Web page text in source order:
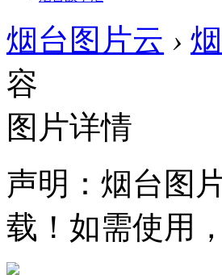
烟台图片云 ›
容
图片详情
声明：烟台图
载！如需使用